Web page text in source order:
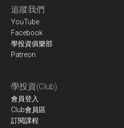
Footer
追蹤我們
YouTube
Facebook
學投資俱樂部
Patreon
學投資(Club)
會員登入
Club會員區
訂閱課程